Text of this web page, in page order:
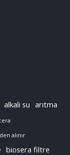
alkali su arıtma
alınır
biosera filtre